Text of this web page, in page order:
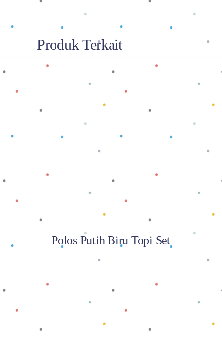
Produk Terkait
Baca selengkapnya
Polos Putih Biru Topi Set
Baca selengkapnya